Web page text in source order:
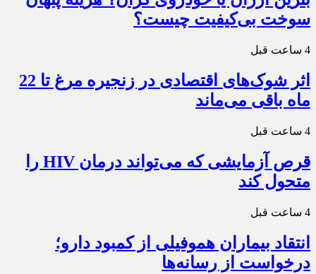
سوخت بی‌کیفیت چیست؟
4 ساعت قبل
اثر شوک‌های اقتصادی در زنجیره مرغ تا 22
ماه باقی می‌ماند
4 ساعت قبل
قرص آزمایشی که می‌تواند درمان HIV را
متحول کند
4 ساعت قبل
انتقاد بیماران هموفیلی از کمبود دارو؛
درخواست از رسانه‌ها